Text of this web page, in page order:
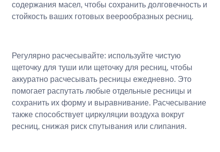
содержания масел, чтобы сохранить долговечность и
стойкость ваших готовых веерообразных ресниц.
Регулярно расчесывайте: используйте чистую
щеточку для туши или щеточку для ресниц, чтобы
аккуратно расчесывать ресницы ежедневно. Это
помогает распутать любые отдельные ресницы и
сохранить их форму и выравнивание. Расчесывание
также способствует циркуляции воздуха вокруг
ресниц, снижая риск спутывания или слипания.